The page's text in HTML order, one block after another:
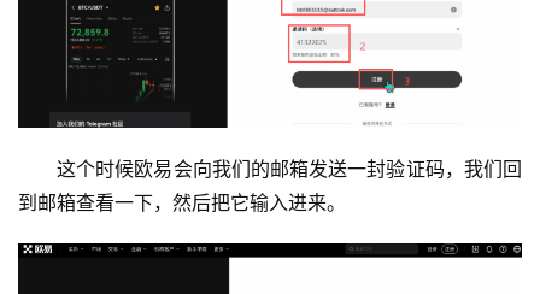
这个时候欧易会向我们的邮箱发送一封验证码，我们回
到邮箱查看一下，然后把它输入进来。